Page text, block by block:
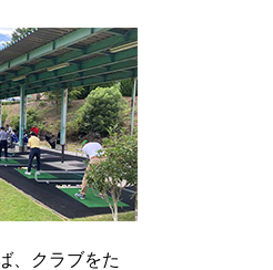
、クラブをた